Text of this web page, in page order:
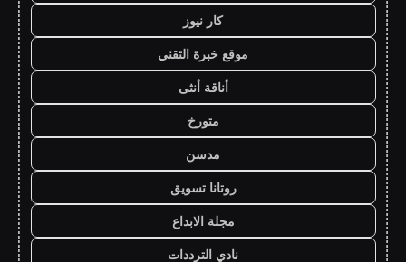
كار نيوز
موقع خبرة التقني
أناقة أنثى
متورخ
مدسن
روتانا تسويق
مجلة الابداع
نادي الترددات